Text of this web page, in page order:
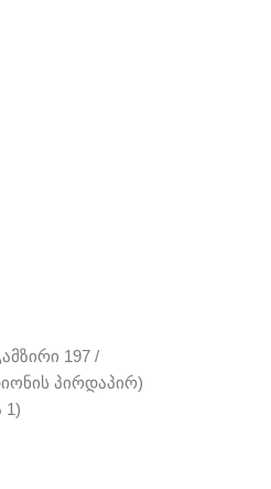
197 /
პირდაპირ)
1)